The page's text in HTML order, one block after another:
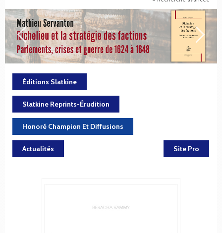
Éditions Slatkine
Slatkine Reprints-Érudition
Honoré Champion Et Diffusions
Actualités Site Pro